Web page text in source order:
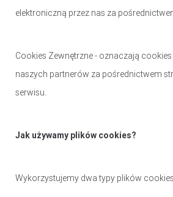
elektroniczną przez nas za
Cookies Zewnętrzne - oznaczają
naszych partnerów za pośrednictwem
serwisu.
Jak używamy plików cookies?
Wykorzystujemy dwa typy plików